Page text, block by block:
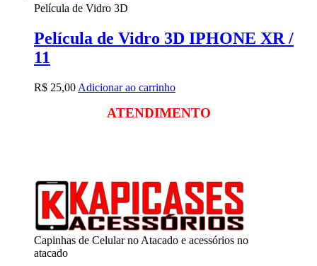
Película de Vidro 3D
Película de Vidro 3D IPHONE XR /
11
R$ 25,00 Adicionar ao carrinho
ATENDIMENTO
Capinhas de Celular no Atacado e acessórios no
atacado